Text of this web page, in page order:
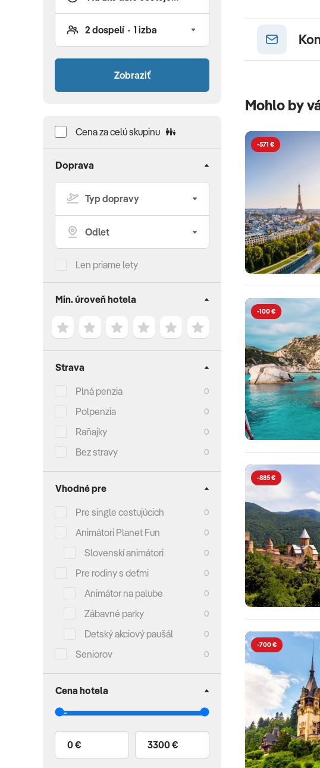
Mohlo by
-571 €
-100 €
-885 €
-700 €
Zobraziť
Cena za celú skupinu
Doprava
Len priame lety
Min. úroveň hotela
Strava
Plná penzia
0
Polpenzia 0
Raňajky 0
Bez stravy 0
Vhodné pre
Pre single cestujúcich
0
Animátori Planet Fun 0
Slovenskí animátori 0
Pre rodiny s deťmi 0
Animátor na palube 0
Zábavné parky 0
Detský akciový paušál 0
Seniorov 0
Cena hotela
0 € 3300 €